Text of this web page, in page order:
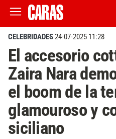
CELEBRIDADES24-07-2025 11:28
El accesorio
Zaira Nara
el boom de la
glamouroso y
siciliano